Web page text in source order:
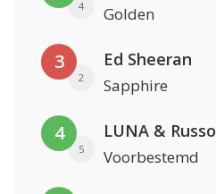
4 Golden
3
2
Ed Sheeran
Sapphire
4
5
LUNA & Russo
Voorbestemd